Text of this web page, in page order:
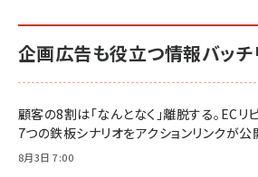
企画広告も役立つ情報バッチ
顧客の8割は「なんとなく」離脱する。EC
7つの鉄板シナリオをアクションリンクが公
8月3日 7:00